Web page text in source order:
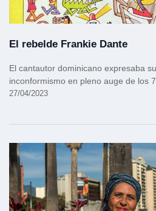
El rebelde Frankie Dante
El cantautor dominicano expresaba
inconformismo en pleno auge de los
27/04/2023